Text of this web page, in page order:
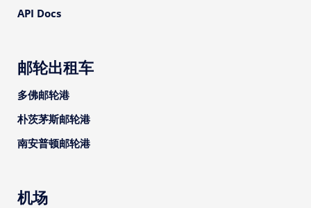
API Docs
邮轮出租车
多佛邮轮港
朴茨茅斯邮轮港
南安普顿邮轮港
机场